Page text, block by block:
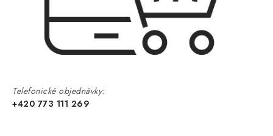
Telefonické objednávky:
+420 773 111 269